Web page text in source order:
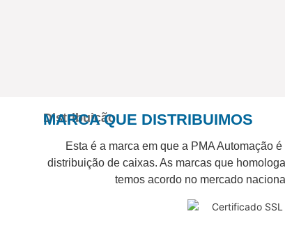
Distribuição
MARCA QUE DISTRIBUIMOS
Esta é a marca em que a PMA Automação
distribuição de caixas. As marcas que
temos acordo no mercado